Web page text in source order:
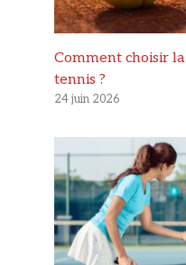
Comment choisir
tennis ?
24 juin 2026